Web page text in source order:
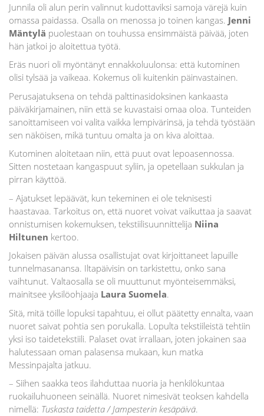
Junnila oli alun perin valinnut kudottaviksi samoja värejä kuin
omassa paidassa. Osalla on menossa jo toinen kangas. Jenni
Mäntylä puolestaan on touhussa ensimmäistä päivää, joten
hän jatkoi jo aloitettua työtä.
Eräs nuori oli myöntänyt ennakkoluulonsa: että kutominen
olisi tylsää ja vaikeaa. Kokemus oli kuitenkin päinvastainen.
Perusajatuksena on tehdä palttinasidoksinen kankaasta
päiväkirjamainen, niin että se kuvastaisi omaa oloa. Tunteiden
sanoittamiseen voi valita vaikka lempivärinsä, ja tehdä työstään
sen näköisen, mikä tuntuu omalta ja on kiva aloittaa.
Kutominen aloitetaan niin, että puut ovat lepoasennossa.
Sitten nostetaan kangaspuut syliin, ja opetellaan sukkulan ja
pirran käyttöä.
– Ajatukset lepäävät, kun tekeminen ei ole teknisesti
haastavaa. Tarkoitus on, että nuoret voivat vaikuttaa ja saavat
onnistumisen kokemuksen, tekstiilisuunnittelija Niina
Hiltunen kertoo.
Jokaisen päivän alussa osallistujat ovat kirjoittaneet lapuille
tunnelmasanansa. Iltapäivisin on tarkistettu, onko sana
vaihtunut. Valtaosalla se oli muuttunut myönteisemmäksi,
mainitsee yksilöohjaaja Laura Suomela.
Sitä, mitä töille lopuksi tapahtuu, ei ollut päätetty ennalta, vaan
nuoret saivat pohtia sen porukalla. Lopulta tekstiileistä tehtiin
yksi iso taidetekstiili. Palaset ovat irrallaan, joten jokainen saa
halutessaan oman palasensa mukaan, kun matka
Messinpajalta jatkuu.
– Siihen saakka teos ilahduttaa nuoria ja henkilökuntaa
ruokailuhuoneen seinällä. Nuoret nimesivät teoksen kahdella
nimellä: Tuskasta taidetta / Jampesterin kesäpäivä.